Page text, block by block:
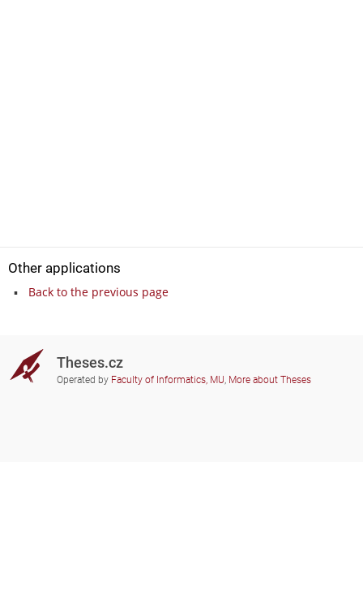
Other applications
Back to the previous page
Theses.cz
Operated by Faculty of Informatics, MU, More about Theses